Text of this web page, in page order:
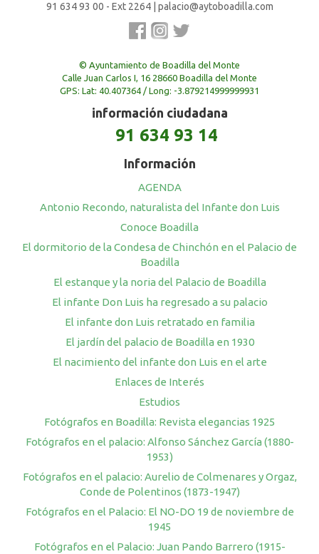
91 634 93 00 - Ext 2264| palacio@aytoboadilla.com
© Ayuntamiento de Boadilla del Monte
Calle Juan Carlos I, 16 28660 Boadilla del Monte
GPS: Lat: 40.407364 / Long: -3.879214999999931
información ciudadana
91 634 93 14
Información
AGENDA
Antonio Recondo, naturalista del Infante don Luis
Conoce Boadilla
El dormitorio de la Condesa de Chinchón en el Palacio de
Boadilla
El estanque y la noria del Palacio de Boadilla
El infante Don Luis ha regresado a su palacio
El infante don Luis retratado en familia
El jardín del palacio de Boadilla en 1930
El nacimiento del infante don Luis en el arte
Enlaces de Interés
Estudios
Fotógrafos en Boadilla: Revista elegancias 1925
Fotógrafos en el palacio: Alfonso Sánchez García (1880-
1953)
Fotógrafos en el palacio: Aurelio de Colmenares y Orgaz,
Conde de Polentinos (1873-1947)
Fotógrafos en el Palacio: El NO-DO 19 de noviembre de
1945
Fotógrafos en el Palacio: Juan Pando Barrero (1915-